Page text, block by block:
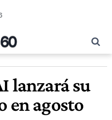
lanzará su
en agosto